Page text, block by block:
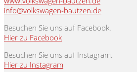
info@volkswagen-bautzen.de
Besuchen Sie uns auf Facebook.
Hier zu Facebook
Besuchen Sie uns auf Instagram.
Hier zu Instagram